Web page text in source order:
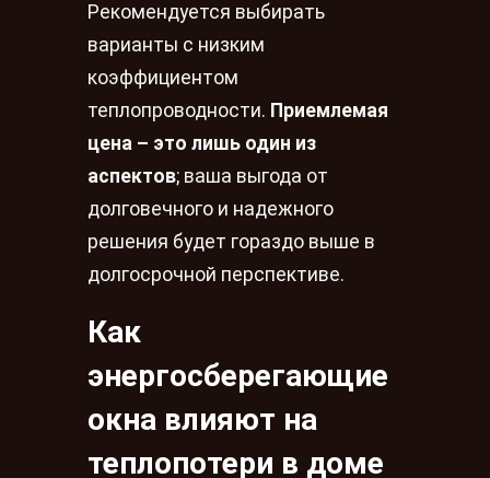
Рекомендуется выбирать
варианты с низким
коэффициентом
теплопроводности. Приемлемая
цена – это лишь один из
аспектов; ваша выгода от
долговечного и надежного
решения будет гораздо выше в
долгосрочной перспективе.
Как
энергосберегающие
окна влияют на
теплопотери в доме